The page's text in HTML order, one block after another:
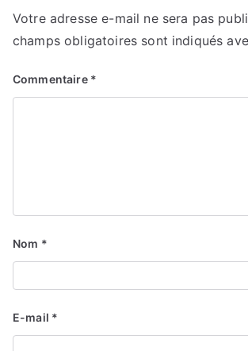
Votre adresse e-mail ne sera pas
champs obligatoires sont indiqués
Commentaire *
Nom *
E-mail *